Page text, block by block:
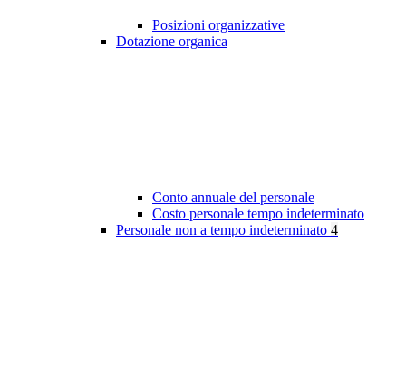
Posizioni organizzative
Dotazione organica
Conto annuale del personale
Costo personale tempo indeterminato
Personale non a tempo indeterminato 4